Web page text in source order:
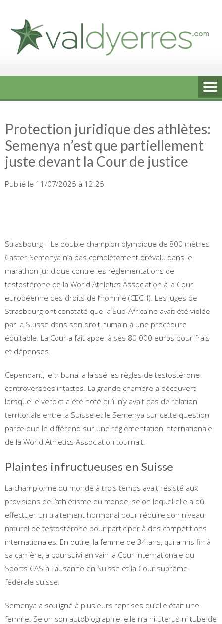
content
Protection juridique des athlètes:
Semenya n’est que partiellement
juste devant la Cour de justice
Publié le 11/07/2025 à 12:25
Strasbourg – Le double champion olympique de 800 mètres
Caster Semenya n’a pas complètement prévalu dans le
marathon juridique contre les réglementations de
testostérone de la World Athletics Association à la Cour
européenne des droits de l’homme (CECH). Les juges de
Strasbourg ont constaté que la Sud-Africaine avait été violée
par la Suisse dans son droit humain à une procédure
équitable. La Cour a fait appel à ses 80 000 euros pour frais
et dépenses.
Cependant, le tribunal a laissé les règles de testostérone
controversées intactes. La grande chambre a découvert
lorsque le verdict a été noté qu’il n’y avait pas de relation
territoriale entre la Suisse et le Semenya sur cette question
parce que le différend sur une réglementation internationale
de la World Athletics Association tournait.
Plaintes infructueuses en Suisse
La championne du monde à trois temps avait résisté aux
provisions de l’athlétisme du monde, selon lequel elle a dû
effectuer un traitement hormonal pour réduire son niveau
naturel de testostérone pour participer à des compétitions
internationales. En outre, la femme de 34 ans, qui a mis fin à
sa carrière, a poursuivi en vain la Cour internationale du
Sports CAS à Lausanne en Suisse et la Cour suprême
fédérale suisse.
Semenya a souligné à plusieurs reprises qu’elle était une
femme. Selon son autobiographie, elle n’a ni utérus ni tube de